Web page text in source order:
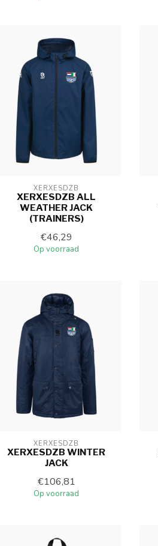
XERXESDZB
XERXESDZB ALL
WEATHER JACK
(TRAINERS)
€46,29
Op voorraad
XERXESDZB
XERXESDZB WINTER
JACK
€106,81
Op voorraad